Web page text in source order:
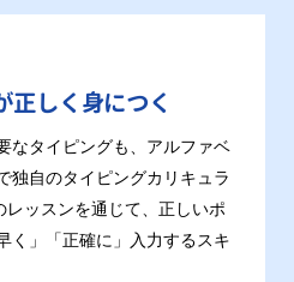
正しく身につく
なタイピングも、アルファベ
独自のタイピングカリキュラ
ッスンを通じて、正しいポ
く」「正確に」入力するスキ